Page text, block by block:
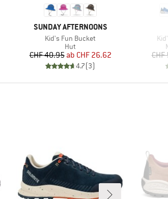
MARKE
SUNDAY AFTERNOONS
Artikel
Kid's Fun Bucket
Produktgruppe
Hut
Preis
CHF 40.95 reduzierter Preis
ab CHF 26.62
4.7(3)